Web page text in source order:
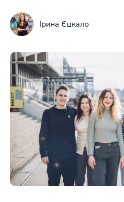
Ірина Єцкало